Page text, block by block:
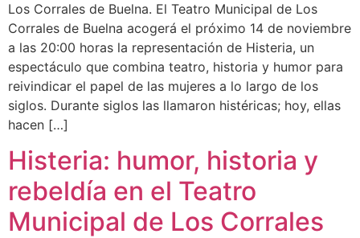
Los Corrales de Buelna. El Teatro Municipal de Los
Corrales de Buelna acogerá el próximo 14 de noviembre
a las 20:00 horas la representación de Histeria, un
espectáculo que combina teatro, historia y humor para
reivindicar el papel de las mujeres a lo largo de los
siglos. Durante siglos las llamaron histéricas; hoy, ellas
hacen […]
Histeria: humor, historia y
rebeldía en el Teatro
Municipal de Los Corrales